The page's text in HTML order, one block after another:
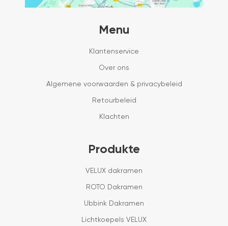
Menu
Klantenservice
Over ons
Algemene voorwaarden & privacybeleid
Retourbeleid
Klachten
Produkte
VELUX dakramen
ROTO Dakramen
Ubbink Dakramen
Lichtkoepels VELUX